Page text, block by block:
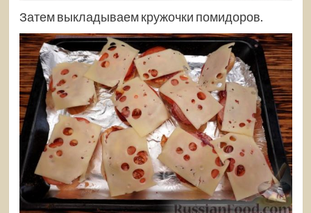
Затем выкладываем кружочки помидоров.